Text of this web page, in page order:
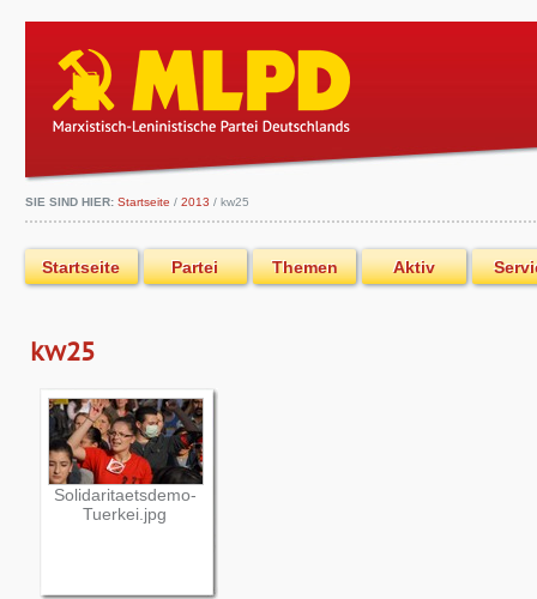
Startseite Partei Themen Aktiv
SIE SIND HIER: Startseite / 2013 / kw25
kw25
Solidaritaetsdemo-
Tuerkei.jpg